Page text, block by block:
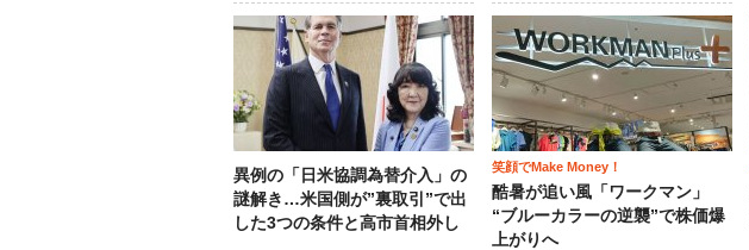
異例の「日米協調為替介入」の
謎解き…米国側が”裏取引”で出
した3つの条件と高市首相外し
笑顔でMake Money！
酷暑が追い風「ワークマン」
“ブルーカラーの逆襲”で株価爆
上がりへ